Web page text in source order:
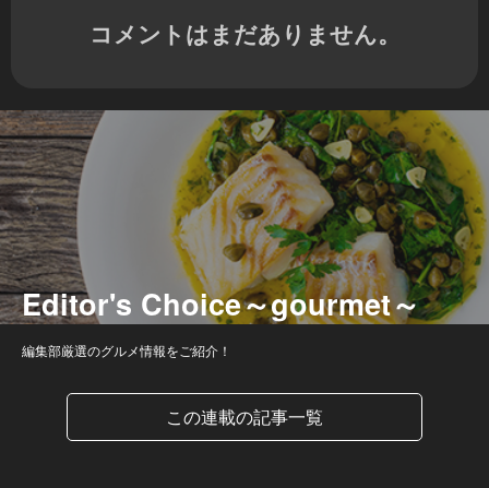
コメントはまだありません。
Editor's Choice～gourmet～
編集部厳選のグルメ情報をご紹介！
この連載の記事一覧